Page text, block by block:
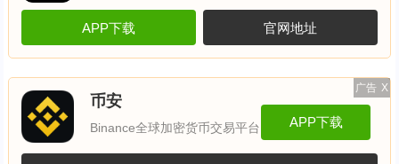
APP下载 官网地址
广告 X
币安
Binance全球加密货币交易平台 APP下载